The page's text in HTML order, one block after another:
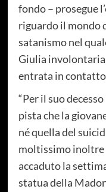
fondo – prosegue
riguardo il mondo
satanismo nel
Giulia
entrata in
“Per il suo
pista che la
né quella del
moltissimo inoltre
accaduto la
statua della